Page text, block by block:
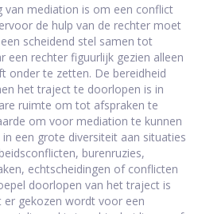
van mediation is om een conflict
de hulp van de rechter moet
scheidend stel samen tot
een rechter figuurlijk gezien alleen
onder te zetten. De bereidheid
het traject te doorlopen is in
ruimte om tot afspraken te
om voor mediation te kunnen
een grote diversiteit aan situaties
burenruzies,
echtscheidingen of conflicten
doorlopen van het traject is
gekozen wordt voor een